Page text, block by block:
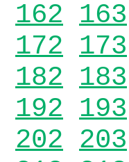
162 163
172 173
182 183
192 193
202 203